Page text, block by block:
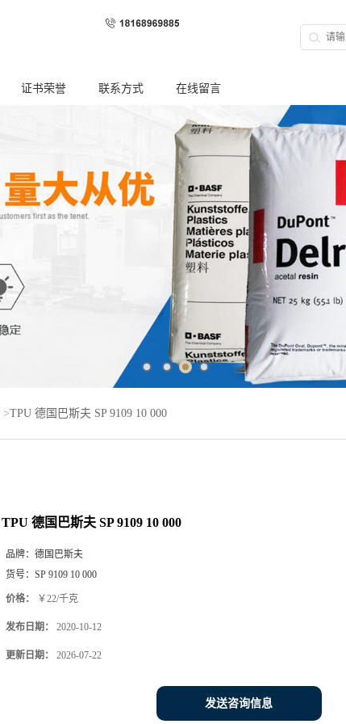
证书荣誉 联系方式 在线留言
>TPU 德国巴斯夫 SP 9109 10 000
TPU 德国巴斯夫 SP 9109 10 000
品牌： 德国巴斯夫
货号： SP 9109 10 000
价格： ￥22/千克
发布日期： 2020-10-12
更新日期： 2026-07-22
发送咨询信息